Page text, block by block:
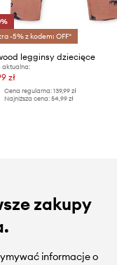
-5% z kodem: OFF*
legginsy dziecięce
aktualna:
zł
Cena regularna: 139,99 zł
Najniższa cena: 54,99 zł
zakupy
informacje o